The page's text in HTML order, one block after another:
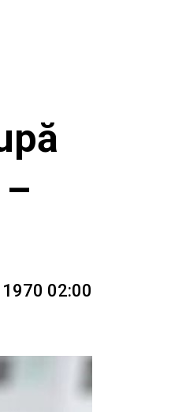
02:00